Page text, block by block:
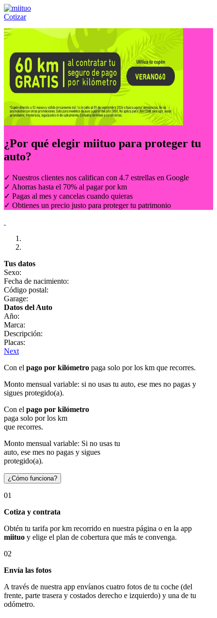
Cotizar
Llámanos al:(55) 84-21-05-00 ó
¿Por qué elegir miituo para proteger tu
auto?
✓ Nuestros clientes nos califican con 4.7 estrellas en Google
✓ Ahorras hasta el 70% al pagar por km
✓ Pagas al mes y cancelas cuando quieras
✓ Obtienes un precio justo para proteger tu patrimonio
Tus datos
Sexo:
Fecha de nacimiento:
Código postal:
Garage:
Datos del Auto
Año:
Marca:
Descripción:
Placas:
Next
Con el pago por kilómetro paga solo por los km que recorres.
Monto mensual variable: si no usas tu auto, ese mes no pagas y
sigues protegido(a).
Con el pago por kilómetro
paga solo por los km
que recorres.
Monto mensual variable: Si no usas tu
auto, ese mes no pagas y sigues
protegido(a).
¿Cómo funciona?
01
Cotiza y contrata
Obtén tu tarifa por km recorrido en nuestra página o en la app
miituo y elige el plan de cobertura que más te convenga.
02
Envía las fotos
A través de nuestra app envíanos cuatro fotos de tu coche (del
frente, parte trasera y costados derecho e izquierdo) y una de tu
odómetro.